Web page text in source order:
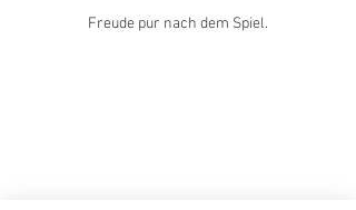
Freude pur nach dem Spiel.